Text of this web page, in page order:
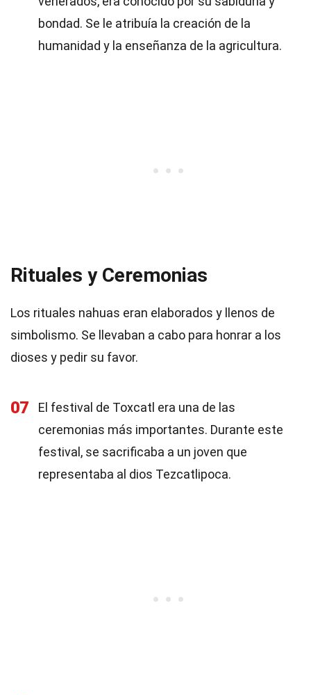
bondad. Se le atribuía la creación de la
humanidad y la enseñanza de la agricultura.
Rituales y Ceremonias
Los rituales nahuas eran elaborados y llenos de
simbolismo. Se llevaban a cabo para honrar a los
dioses y pedir su favor.
07
El festival de Toxcatl era una de las
ceremonias más importantes. Durante este
festival, se sacrificaba a un joven que
representaba al dios Tezcatlipoca.